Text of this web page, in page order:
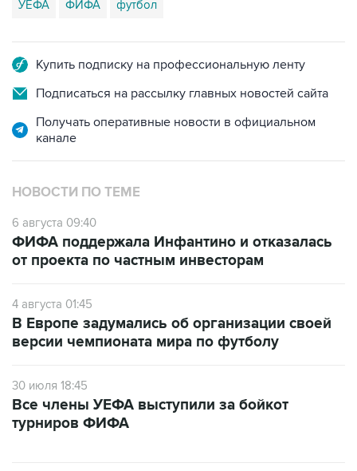
Подписаться на рассылку главных новостей сайта
Получать оперативные новости в официальном
НОВОСТИ ПО ТЕМЕ
6 августа 09:40
от проекта по частным инвесторам
4 августа 01:45
версии чемпионата мира по футболу
30 июля 18:45
турниров ФИФА